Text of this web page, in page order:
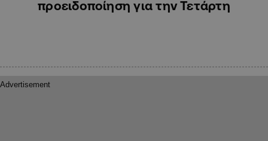
προειδοποίηση για την Τετάρτη